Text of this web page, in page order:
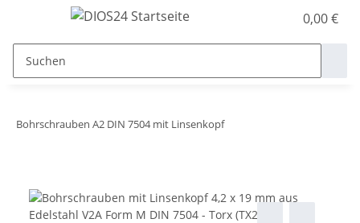
0,00 €
Bohrschrauben A2 DIN 7504 mit Linsenkopf